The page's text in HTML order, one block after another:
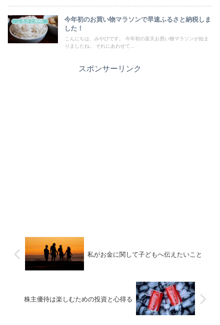
ふるさと納税
今年初のお買い物マラソンで早速ふるさと納税しま
した！
こんにちは、みやびです。 今年初の楽天お買い物マラソンが始ま
りましたね。 それにあわせて...
スポンサーリンク
私がお金に関して子どもへ伝えたいこと
株主優待は楽しむための投資と心得る